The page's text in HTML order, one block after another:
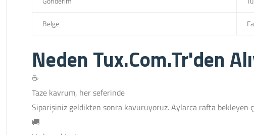
Belge
Neden Tux.Com.Tr'den
☕
Taze kavrum, her seferinde
Siparişiniz geldikten sonra kavuruyoruz. Aylarca rafta bekleyen
🚚